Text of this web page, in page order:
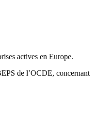
actives en Europe.
de l’OCDE, concernant